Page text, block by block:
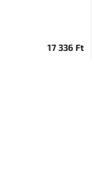
17 336 Ft